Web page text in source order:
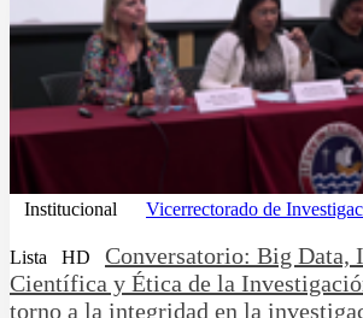
Institucional Vicerrectorado de
Lista HD
Conversatorio: Big Data,
Científica y Ética de la
torno a la integridad en la